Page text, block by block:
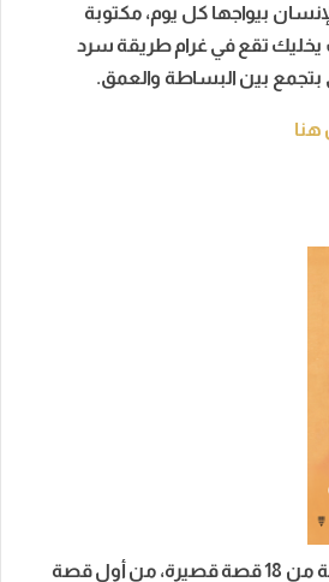
بيواجها كل يوم، مكتوبة
تقع في غرام طريقة سرد
بتجمع بين البساطة والعمق.
مجموعة قصصية مكونة من 18 قصة قصيرة، من أول قصة